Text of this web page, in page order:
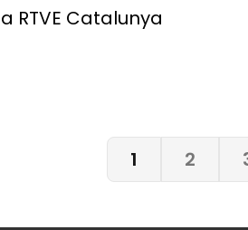
RTVE Catalunya
Pàgina
1 2